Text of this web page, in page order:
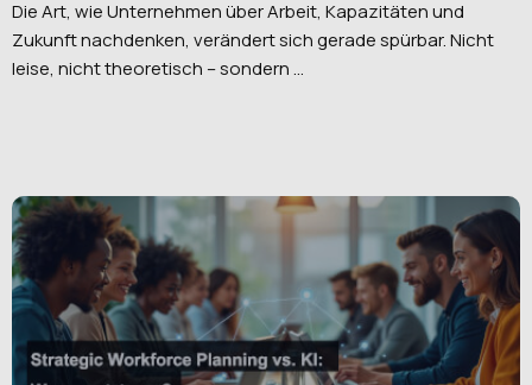
Die Art, wie Unternehmen über Arbeit, Kapazitäten und
Zukunft nachdenken, verändert sich gerade spürbar. Nicht
leise, nicht theoretisch – sondern ...